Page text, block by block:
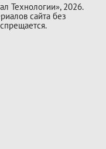
Технологии», 2026.
сайта без